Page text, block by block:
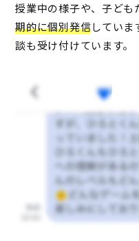
授業中の様子や、子ども
期的に個別発信していま
談も受け付けています。